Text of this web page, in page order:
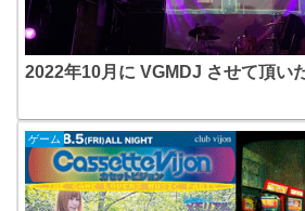
2022年10月に VGMDJ させて頂い
ゲーム